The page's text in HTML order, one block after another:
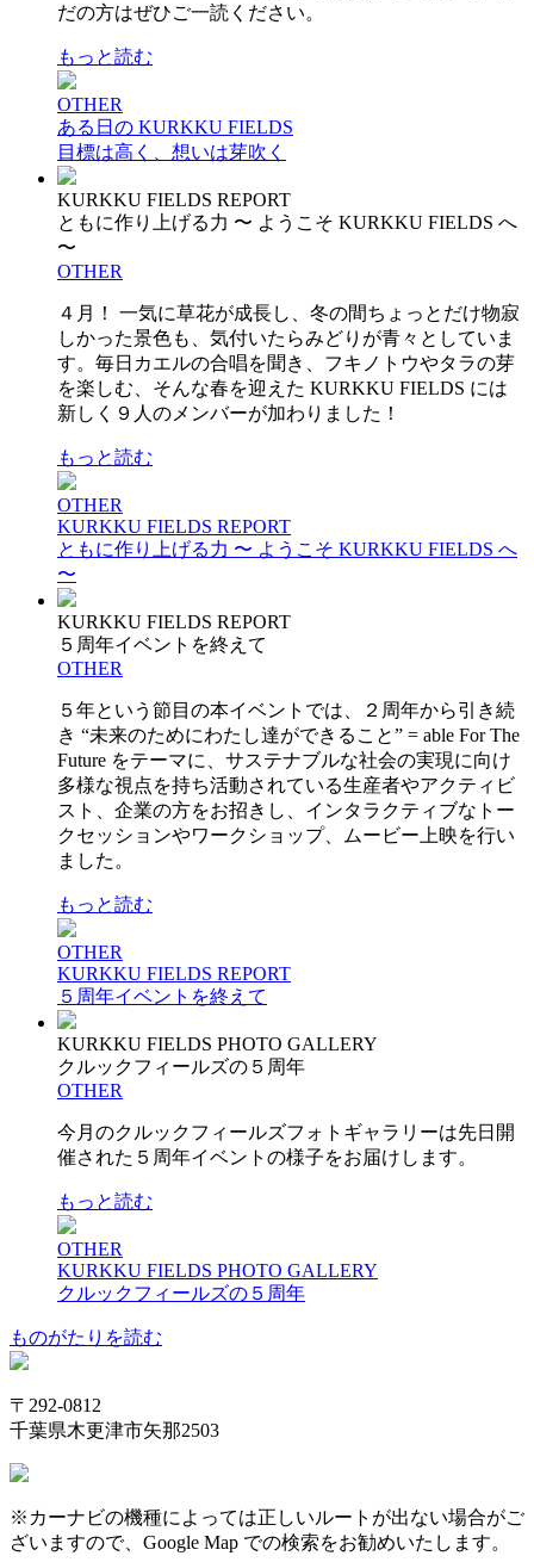
だの方はぜひご一読ください。
もっと読む
OTHER
ある日の KURKKU FIELDS
目標は高く、想いは芽吹く
KURKKU FIELDS REPORT
ともに作り上げる力 〜 ようこそ KURKKU FIELDS へ
〜
OTHER
４月！ 一気に草花が成長し、冬の間ちょっとだけ物寂
しかった景色も、気付いたらみどりが青々としていま
す。毎日カエルの合唱を聞き、フキノトウやタラの芽
を楽しむ、そんな春を迎えた KURKKU FIELDS には
新しく９人のメンバーが加わりました！
もっと読む
OTHER
KURKKU FIELDS REPORT
ともに作り上げる力 〜 ようこそ KURKKU FIELDS へ
〜
KURKKU FIELDS REPORT
５周年イベントを終えて
OTHER
５年という節目の本イベントでは、２周年から引き続
き “未来のためにわたし達ができること” = able For The
Future をテーマに、サステナブルな社会の実現に向け
多様な視点を持ち活動されている生産者やアクティビ
スト、企業の方をお招きし、インタラクティブなトー
クセッションやワークショップ、ムービー上映を行い
ました。
もっと読む
OTHER
KURKKU FIELDS REPORT
５周年イベントを終えて
KURKKU FIELDS PHOTO GALLERY
クルックフィールズの５周年
OTHER
今月のクルックフィールズフォトギャラリーは先日開
催された５周年イベントの様子をお届けします。
もっと読む
OTHER
KURKKU FIELDS PHOTO GALLERY
クルックフィールズの５周年
ものがたりを読む
〒292-0812
千葉県木更津市矢那2503
※カーナビの機種によっては正しいルートが出ない場合がご
ざいますので、Google Map での検索をお勧めいたします。